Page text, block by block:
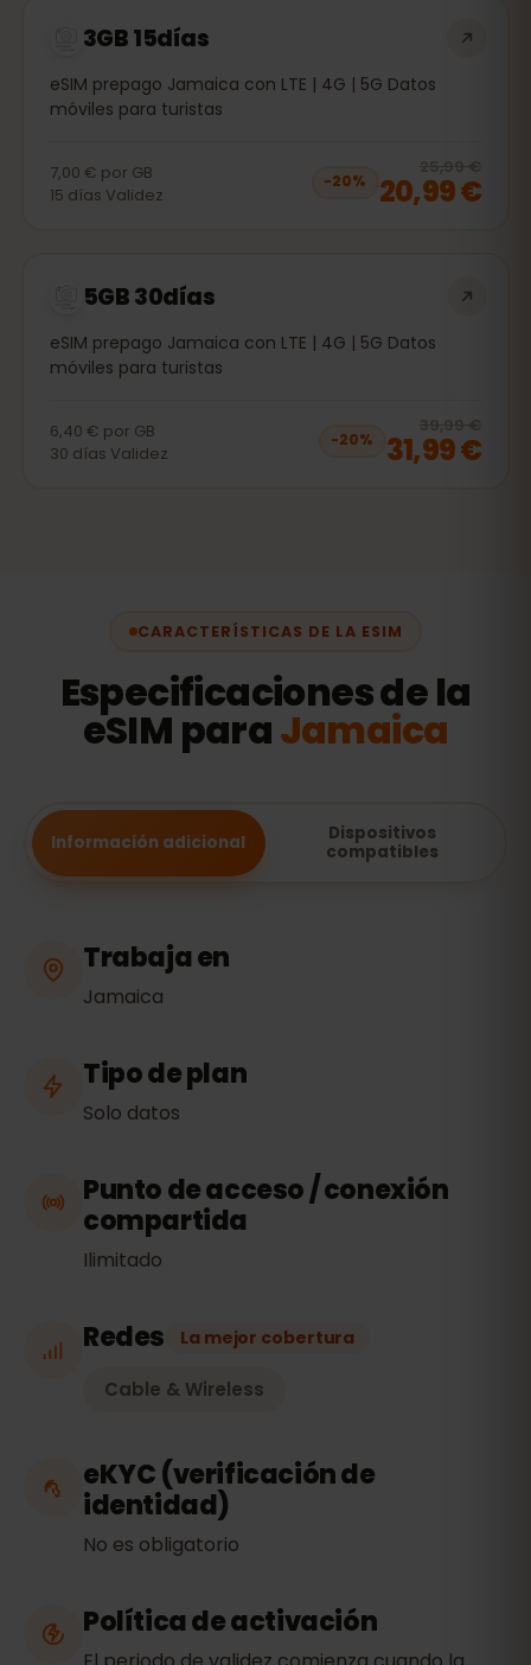
3GB 15días
eSIM prepago Jamaica con LTE | 4G | 5G Datos
móviles para turistas
7,00 € por GB
15 días Validez
−20%
25,99 €
20,99 €
5GB 30días
eSIM prepago Jamaica con LTE | 4G | 5G Datos
móviles para turistas
6,40 € por GB
30 días Validez
−20%
39,99 €
31,99 €
CARACTERÍSTICAS DE LA ESIM
Especificaciones de la
eSIM paraJamaica
Información adicional
Dispositivos
compatibles
Trabaja en
Jamaica
Tipo de plan
Solo datos
Punto de acceso / conexión
compartida
Ilimitado
Redes La mejor cobertura
Cable & Wireless
eKYC (verificación de
identidad)
No es obligatorio
Política de activación